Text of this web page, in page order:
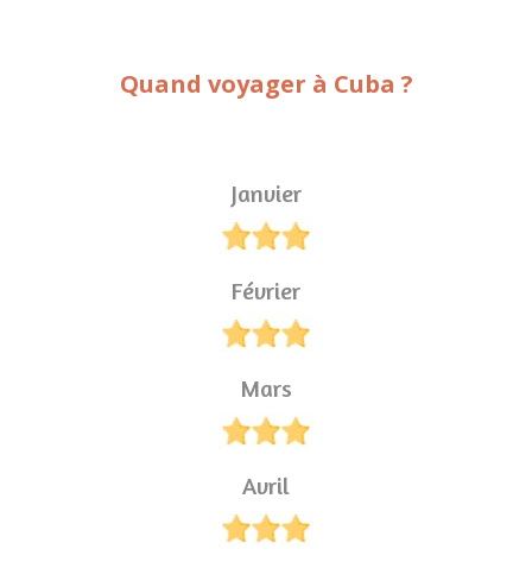
Quand voyager à Cuba ?
Janvier
Février
Mars
Avril